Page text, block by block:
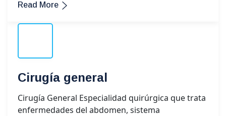
Read More
Cirugía general
Cirugía General Especialidad quirúrgica que trata
enfermedades del abdomen, sistema